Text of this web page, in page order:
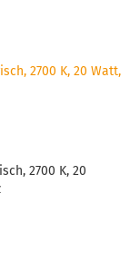
2700 K, 20